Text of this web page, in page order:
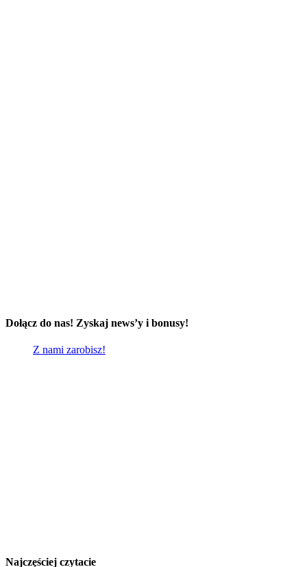
Dołącz do nas! Zyskaj news’y i bonusy!
Z nami zarobisz!
Najczęściej czytacie